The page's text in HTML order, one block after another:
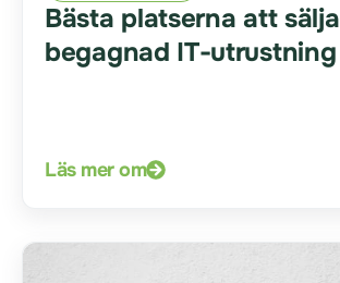
Bästa platserna att sälja
begagnad IT-utrustning
Läs mer om